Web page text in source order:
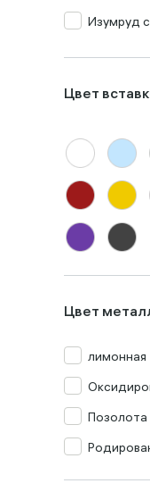
Изумруд
Малахит
Миксы
Оникс
Опал
Раух-топаз
Родолит
Топаз
Турмалин
Фианит
Цвет
Цвет
лимонная
Позолота